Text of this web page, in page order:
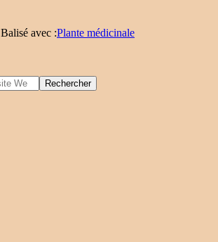
Balisé avec :Plante médicinale